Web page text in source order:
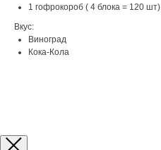
1 гофрокороб ( 4 блока = 120 шт)
Вкус:
Виноград
Кока-Кола